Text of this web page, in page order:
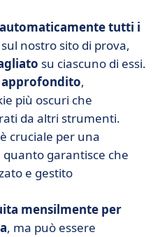
tutti i
sul nostro sito di prova,
su ciascuno di essi.
approfondito,
più oscuri che
da altri strumenti.
cruciale per una
quanto garantisce che
e gestito
mensilmente per
, ma può essere